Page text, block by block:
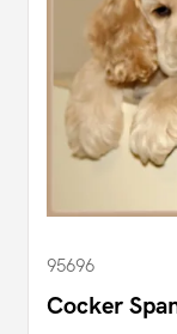
95696
Cocker